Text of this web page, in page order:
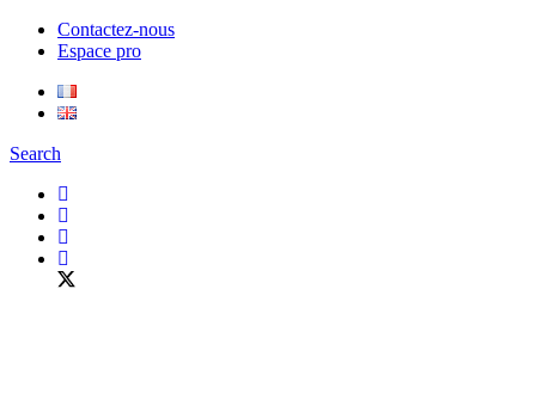
Contactez-nous
Espace pro
Search